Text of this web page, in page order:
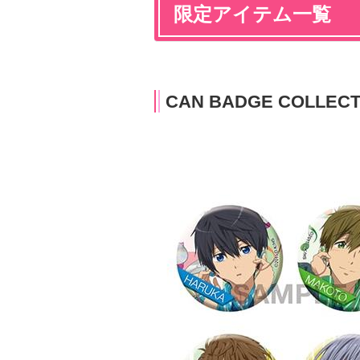
限定アイテム一覧
CAN BADGE